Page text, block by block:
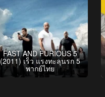
FAST AND FURIOUS 5
(2011) เร็ว แรงทะลุนรก 5
พากย์ไทย